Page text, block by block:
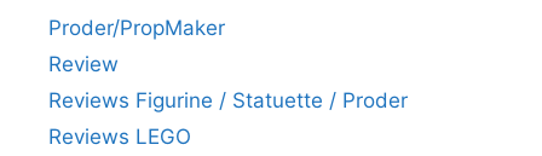
Proder/PropMaker
Review
Reviews Figurine / Statuette / Proder
Reviews LEGO